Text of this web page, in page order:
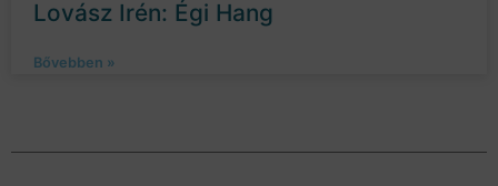
Lovász Irén: Égi Hang
Bővebben »